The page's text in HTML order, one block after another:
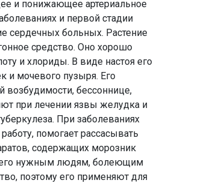
и понижающее артериальное
и первой стадии
сердечных больных. Растение
средство. Оно хорошо
и хлориды. В виде настоя его
и мочевого пузыря. Его
бессоннице,
при лечении язвы желудка и
При заболеваниях
помогает рассасывать
содержащих морозник
его нужным людям, болеющим
поэтому его применяют для